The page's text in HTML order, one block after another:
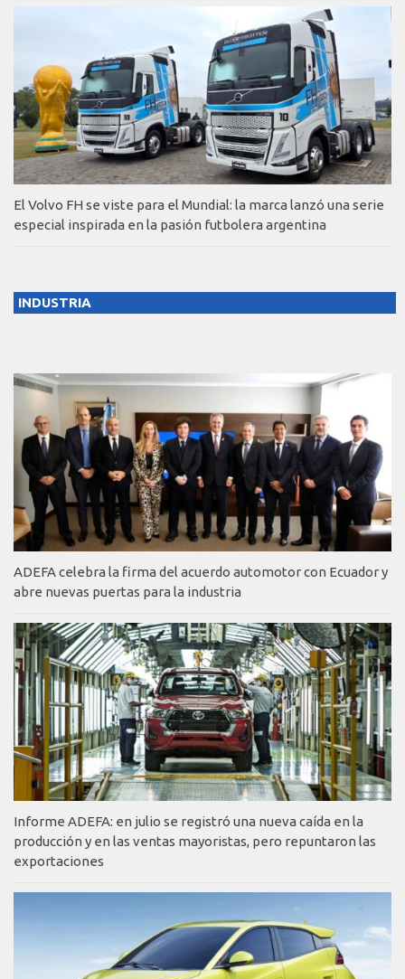
El Volvo FH se viste para el Mundial: la marca lanzó una serie
especial inspirada en la pasión futbolera argentina
INDUSTRIA
ADEFA celebra la firma del acuerdo automotor con Ecuador y
abre nuevas puertas para la industria
Informe ADEFA: en julio se registró una nueva caída en la
producción y en las ventas mayoristas, pero repuntaron las
exportaciones